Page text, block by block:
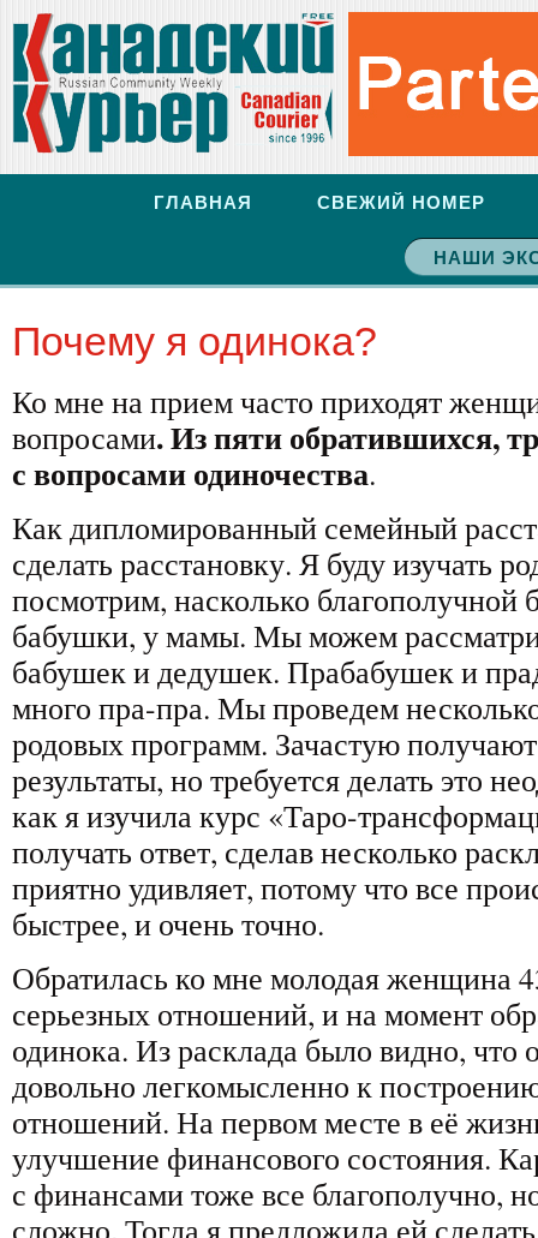
ГЛАВНАЯ СВЕЖИЙ НОМЕР
НАШИ
Почему я одинока?
Ко мне на прием часто приходят
вопросами. Из пяти обратившихся,
с вопросами одиночества.
Как дипломированный семейный
сделать расстановку. Я буду изучать
посмотрим, насколько благополучной
бабушки, у мамы. Мы можем
бабушек и дедушек. Прабабушек и
много пра-пра. Мы проведем
родовых программ. Зачастую
результаты, но требуется делать это
как я изучила курс «Таро-
получать ответ, сделав несколько
приятно удивляет, потому что все
быстрее, и очень точно.
Обратилась ко мне молодая женщина
серьезных отношений, и на момент
одинока. Из расклада было видно, что
довольно легкомысленно к
отношений. На первом месте в её
улучшение финансового состояния.
с финансами тоже все благополучно,
сложно. Тогда я предложила ей